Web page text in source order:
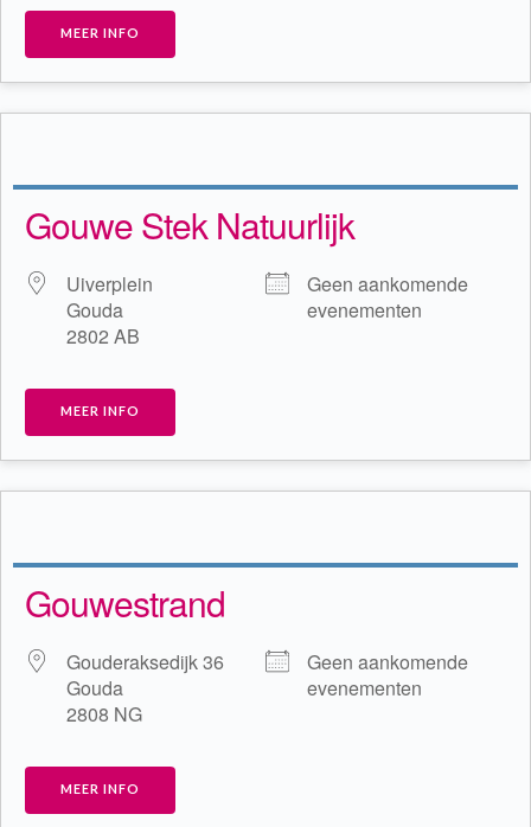
MEER INFO
Gouwe Stek Natuurlijk
Uiverplein
Gouda
2802 AB
Geen aankomende
evenementen
MEER INFO
Gouwestrand
Gouderaksedijk 36
Gouda
2808 NG
Geen aankomende
evenementen
MEER INFO